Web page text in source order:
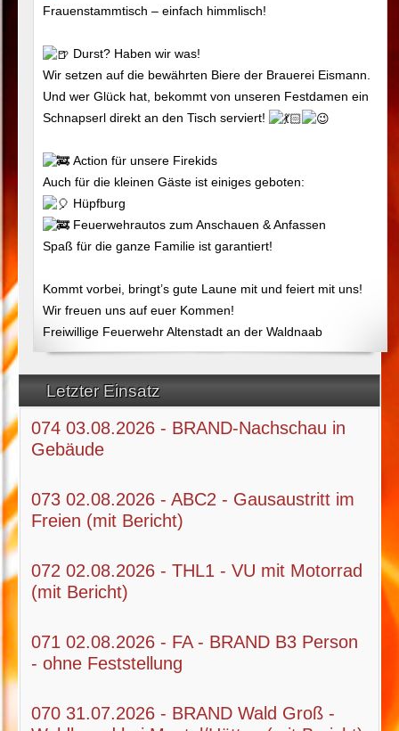
Letzter Einsatz
074 03.08.2026 - BRAND-Nachschau in
Gebäude
073 02.08.2026 - ABC2 - Gausaustritt im
Freien (mit Bericht)
072 02.08.2026 - THL1 - VU mit Motorrad
(mit Bericht)
071 02.08.2026 - FA - BRAND B3 Person
- ohne Feststellung
070 31.07.2026 - BRAND Wald Groß -
Frauenstammtisch – einfach himmlisch!
Durst? Haben wir was!
Wir setzen auf die bewährten Biere der Brauerei Eismann.
Und wer Glück hat, bekommt von unseren Festdamen ein
Schnapserl direkt an den Tisch serviert!
Action für unsere Firekids
Auch für die kleinen Gäste ist einiges geboten:
Hüpfburg
Feuerwehrautos zum Anschauen & Anfassen
Spaß für die ganze Familie ist garantiert!
Kommt vorbei, bringt’s gute Laune mit und feiert mit uns!
Wir freuen uns auf euer Kommen!
Freiwillige Feuerwehr Altenstadt an der Waldnaab